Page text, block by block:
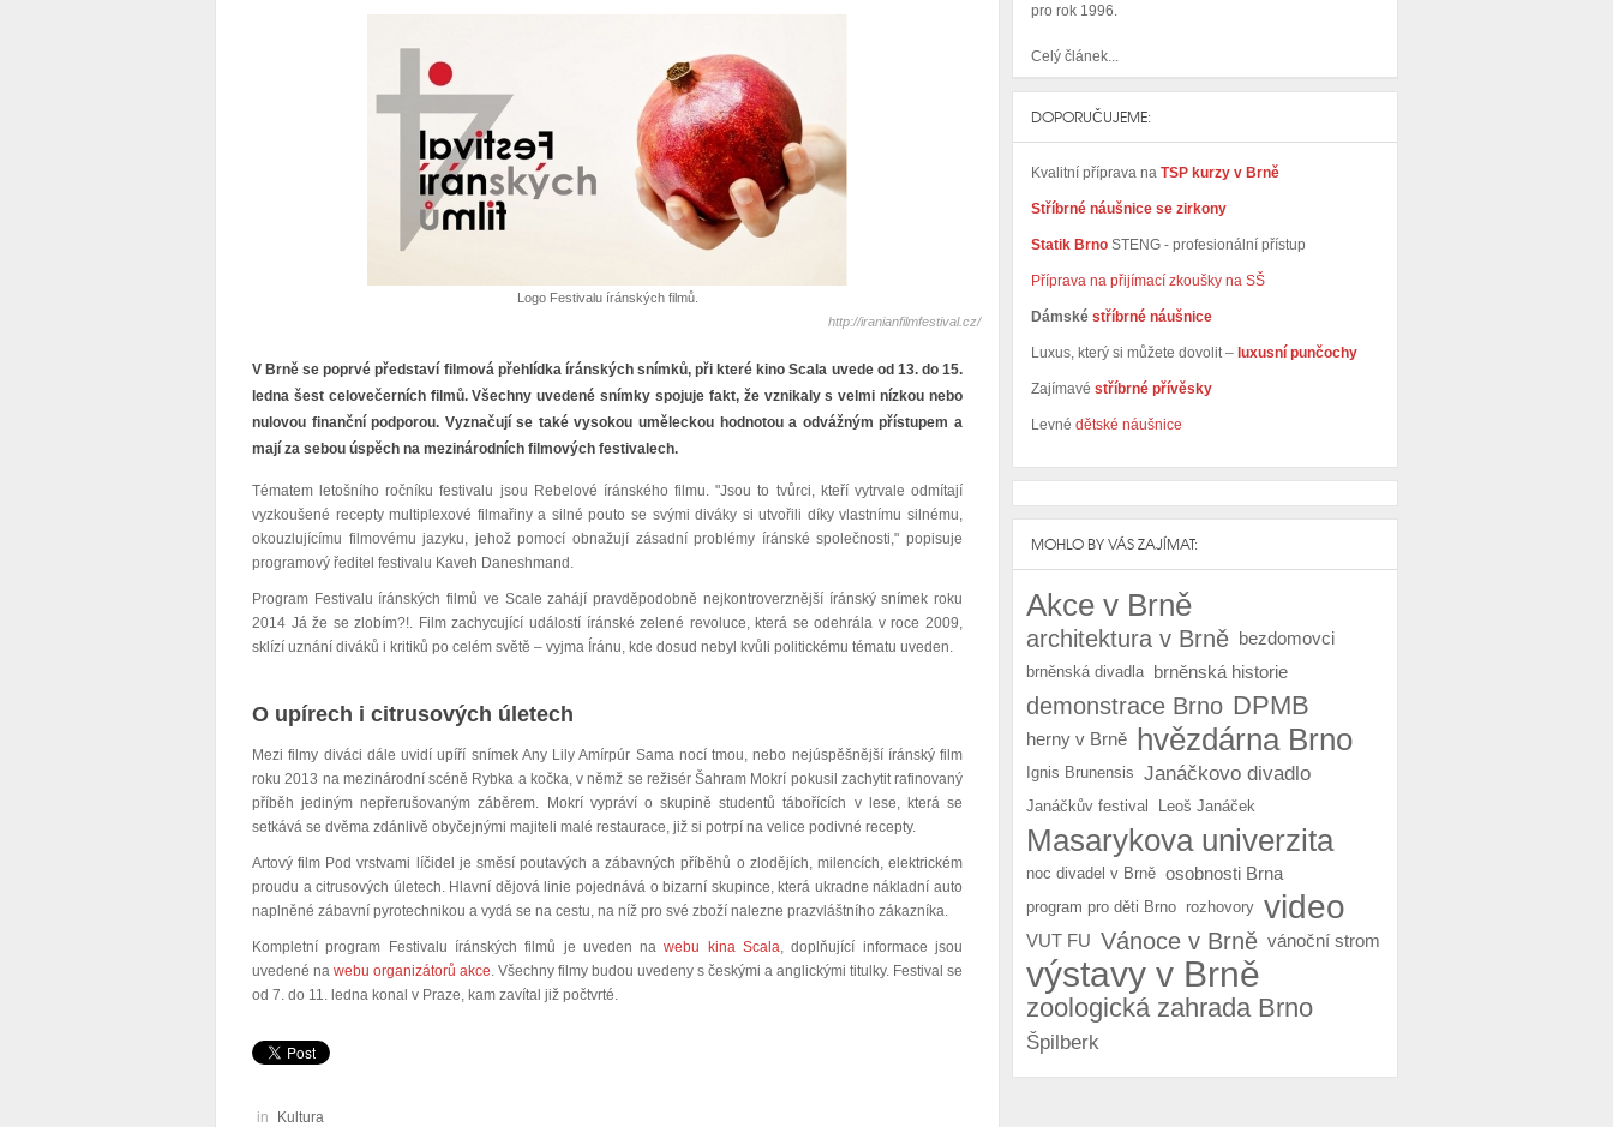
Logo Festivalu íránských filmů.
http://iranianfilmfestival.cz/
V Brně se poprvé představí filmová přehlídka íránských snímků, při které kino Scala uvede od 13. do 15.
ledna šest celovečerních filmů. Všechny uvedené snímky spojuje fakt, že vznikaly s velmi nízkou nebo
nulovou finanční podporou. Vyznačují se také vysokou uměleckou hodnotou a odvážným přístupem a
mají za sebou úspěch na mezinárodních filmových festivalech.
Tématem letošního ročníku festivalu jsou Rebelové íránského filmu. "Jsou to tvůrci, kteří vytrvale odmítají
vyzkoušené recepty multiplexové filmařiny a silné pouto se svými diváky si utvořili díky vlastnímu silnému,
okouzlujícímu filmovému jazyku, jehož pomocí obnažují zásadní problémy íránské společnosti," popisuje
programový ředitel festivalu Kaveh Daneshmand.
Program Festivalu íránských filmů ve Scale zahájí pravděpodobně nejkontroverznější íránský snímek roku
2014 Já že se zlobím?!. Film zachycující událostí íránské zelené revoluce, která se odehrála v roce 2009,
sklízí uznání diváků i kritiků po celém světě – vyjma Íránu, kde dosud nebyl kvůli politickému tématu uveden.
O upírech i citrusových úletech
Mezi filmy diváci dále uvidí upíří snímek Any Lily Amírpúr Sama nocí tmou, nebo nejúspěšnější íránský film
roku 2013 na mezinárodní scéně Rybka a kočka, v němž se režisér Šahram Mokrí pokusil zachytit rafinovaný
příběh jediným nepřerušovaným záběrem. Mokrí vypráví o skupině studentů tábořících v lese, která se
setkává se dvěma zdánlivě obyčejnými majiteli malé restaurace, již si potrpí na velice podivné recepty.
Artový film Pod vrstvami líčidel je směsí poutavých a zábavných příběhů o zlodějích, milencích, elektrickém
proudu a citrusových úletech. Hlavní dějová linie pojednává o bizarní skupince, která ukradne nákladní auto
naplněné zábavní pyrotechnikou a vydá se na cestu, na níž pro své zboží nalezne prazvláštního zákazníka.
Kompletní program Festivalu íránských filmů je uveden nawebu kina Scala, doplňující informace jsou
uvedené na webu organizátorů akce. Všechny filmy budou uvedeny s českými a anglickými titulky. Festival se
od 7. do 11. ledna konal v Praze, kam zavítal již počtvrté.
in Kultura
pro rok 1996.
Celý článek...
DOPORUČUJEME:
Kvalitní příprava na TSP kurzy v Brně
Stříbrné náušnice se zirkony
Statik Brno STENG - profesionální přístup
Příprava na přijímací zkoušky na SŠ
Dámské stříbrné náušnice
Luxus, který si můžete dovolit – luxusní punčochy
Zajímavé stříbrné přívěsky
Levné dětské náušnice
MOHLO BY VÁS ZAJÍMAT:
Akce v Brně
architektura v Brně bezdomovci
brněnská divadla brněnská historie
demonstrace Brno DPMB
herny v Brně hvězdárna Brno
Ignis Brunensis Janáčkovo divadlo
Janáčkův festival Leoš Janáček
Masarykova univerzita
noc divadel v Brně osobnosti Brna
program pro děti Brno rozhovory video
VUT FU Vánoce v Brně vánoční strom
výstavy v Brně
zoologická zahrada Brno
Špilberk